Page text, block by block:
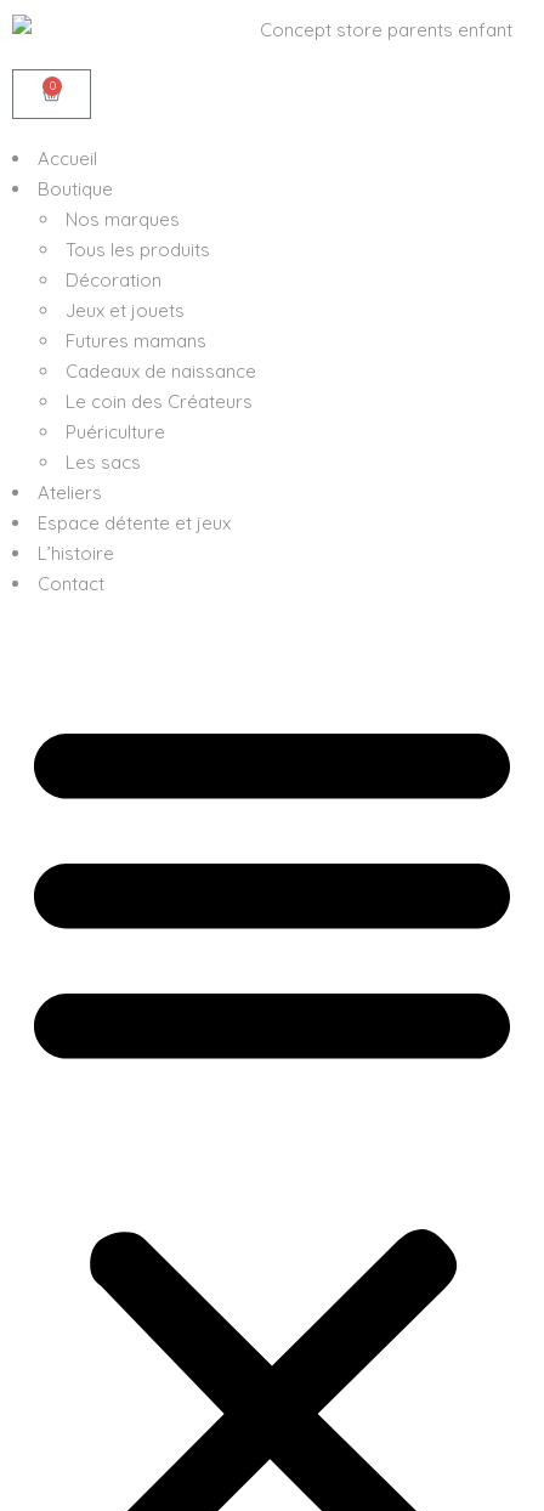
0
Accueil
Boutique
Nos marques
Tous les produits
Décoration
Jeux et jouets
Futures mamans
Cadeaux de naissance
Le coin des Créateurs
Puériculture
Les sacs
Ateliers
Espace détente et jeux
L’histoire
Contact